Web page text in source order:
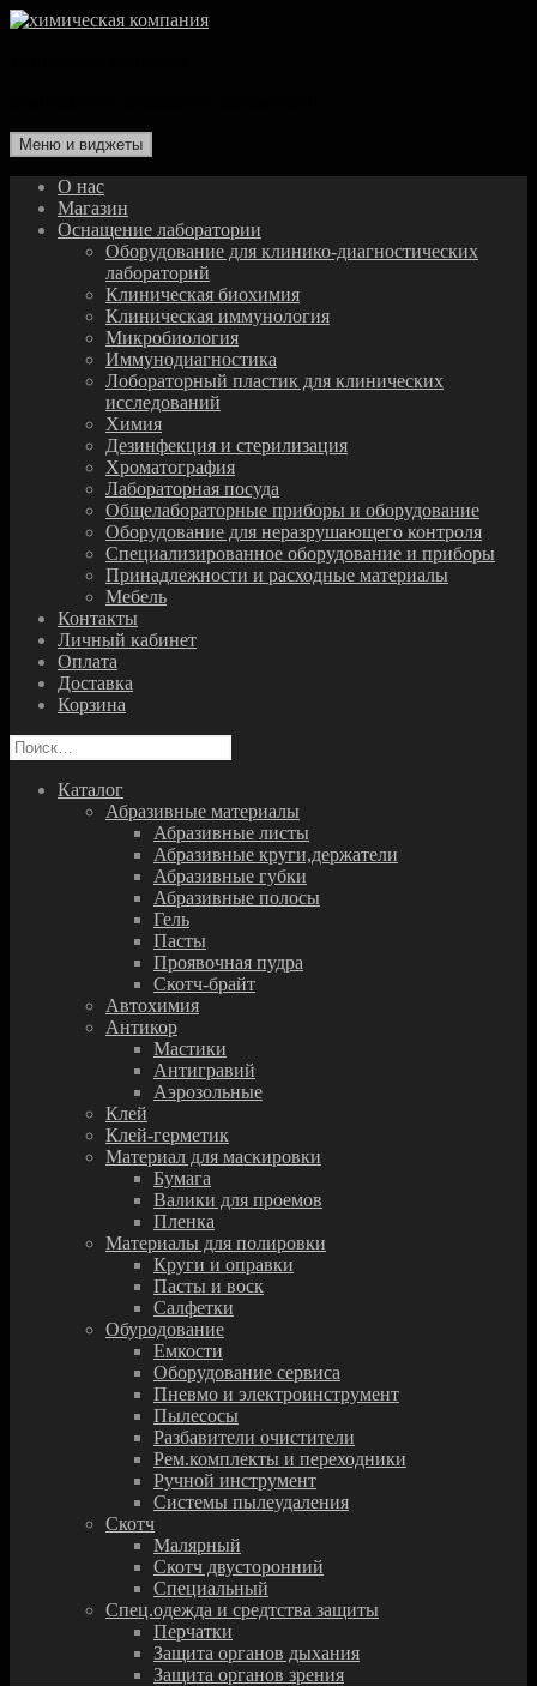
Перейти
Меню и виджеты
О нас
Магазин
Оснащение лаборатории
Оборудование для клинико-диагностических
лабораторий
Клиническая биохимия
Клиническая иммунология
Микробиология
Иммунодиагностика
Лобораторный пластик для клинических
исследований
Химия
Дезинфекция и стерилизация
Хроматография
Лабораторная посуда
Общелабораторные приборы и оборудование
Оборудование для неразрушающего контроля
Специализированное оборудование и приборы
Принадлежности и расходные материалы
Мебель
Контакты
Личный кабинет
Оплата
Доставка
Корзина
Найти:
Каталог
Абразивные материалы
Абразивные листы
Абразивные круги,держатели
Абразивные губки
Абразивные полосы
Гель
Пасты
Проявочная пудра
Скотч-брайт
Автохимия
Антикор
Мастики
Антигравий
Аэрозольные
Клей
Клей-герметик
Материал для маскировки
Бумага
Валики для проемов
Пленка
Материалы для полировки
Круги и оправки
Пасты и воск
Салфетки
Обуродование
Емкости
Оборудование сервиса
Пневмо и электроинструмент
Пылесосы
Разбавители очистители
Рем.комплекты и переходники
Ручной инструмент
Системы пылеудаления
Скотч
Малярный
Скотч двусторонний
Специальный
Спец.одежда и средтства защиты
Перчатки
Защита органов дыхания
Защита органов зрения